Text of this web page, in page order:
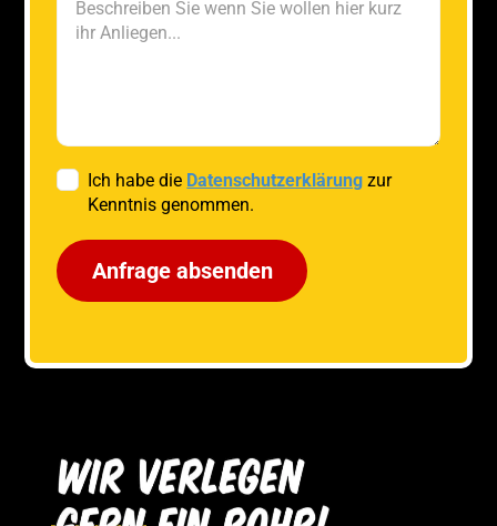
Ich habe die Datenschutzerklärung zur
Kenntnis genommen.